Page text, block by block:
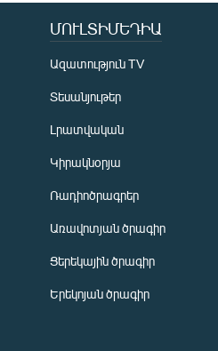
ՄՈՒԼՏԻՄԵԴԻԱ
Ազատություն TV
Տեսանյութեր
Լրատվական
Կիրակնօրյա
Ռադիոծրագրեր
Առավոտյան ծրագիր
Ցերեկային ծրագիր
Երեկոյան ծրագիր